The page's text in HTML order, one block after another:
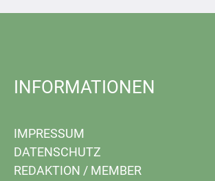
INFORMATIONEN
IMPRESSUM
DATENSCHUTZ
REDAKTION / MEMBER